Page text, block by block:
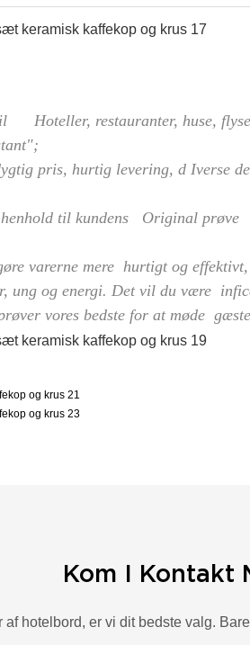
Hoteller, restauranter, huse,
pris, hurtig levering, d Iverse
henhold til kundens Original
varerne mere hurtigt og
ung og energi. Det vil du være
vores bedste for at møde
Kom I Kontakt
hotelbord, er vi dit bedste valg.